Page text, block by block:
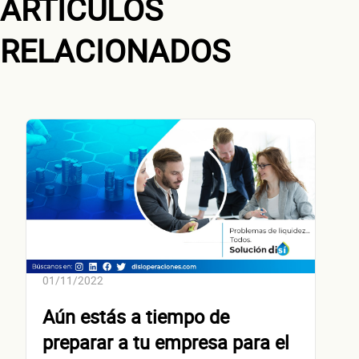
ARTÍCULOS
RELACIONADOS
01/11/2022
Aún estás a tiempo de
preparar a tu empresa para el
Esto nos ayuda a ofrecerte la línea de crédito correcta para tu negocio.
No te preocupes, evaluamos cada caso de forma integral.
¿Cómo